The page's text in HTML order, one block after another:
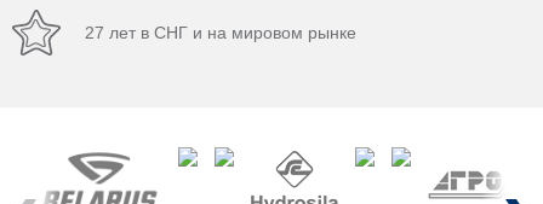
27 лет в СНГ и на мировом рынке